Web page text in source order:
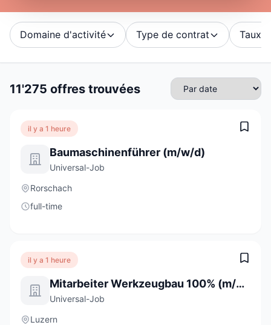
Domaine d'activité Type de contrat Taux
11'275 offres trouvées
il y a 1 heure
Baumaschinenführer (m/w/d)
Universal-Job
Rorschach
full-time
il y a 1 heure
Mitarbeiter Werkzeugbau 100% (m/w/d)
Universal-Job
Luzern